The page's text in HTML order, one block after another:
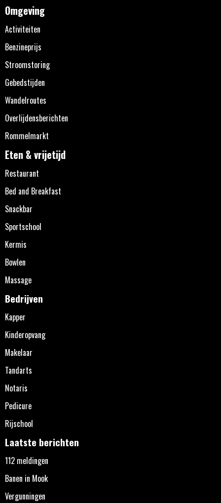
Omgeving
Activiteiten
Benzineprijs
Stroomstoring
Gebedstijden
Wandelroutes
Overlijdensberichten
Rommelmarkt
Eten & vrijetijd
Restaurant
Bed and Breakfast
Snackbar
Sportschool
Kermis
Bowlen
Massage
Bedrijven
Kapper
Kinderopvang
Makelaar
Tandarts
Notaris
Pedicure
Rijschool
Laatste berichten
112 meldingen
Banen in Mook
Vergunningen